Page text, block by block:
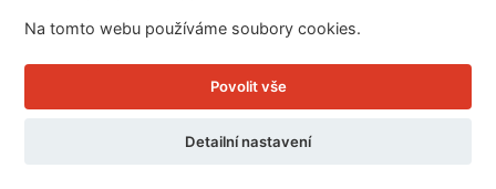
Na tomto webu používáme soubory cookies.
Povolit vše
Detailní nastavení